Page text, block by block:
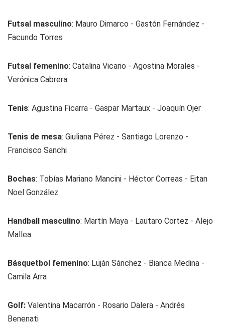
Futsal masculino: Mauro Dimarco - Gastón Fernández -
Facundo Torres
Futsal femenino: Catalina Vicario - Agostina Morales -
Verónica Cabrera
Tenis: Agustina Ficarra - Gaspar Martaux - Joaquín Ojer
Tenis de mesa: Giuliana Pérez - Santiago Lorenzo -
Francisco Sanchi
Bochas: Tobías Mariano Mancini - Héctor Correas - Eitan
Noel González
Handball masculino: Martín Maya - Lautaro Cortez - Alejo
Mallea
Básquetbol femenino: Luján Sánchez - Bianca Medina -
Camila Arra
Golf: Valentina Macarrón - Rosario Dalera - Andrés
Benenati